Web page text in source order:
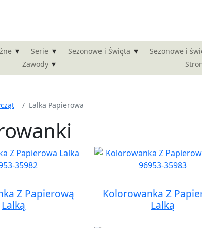
▾ Serie ▾ Sezonowe i Święta ▾
Sezonowe i
Zawody ▾
Lalka Papierowa
Z Papierową
Lalką
Kolorowanka Z
Lalką